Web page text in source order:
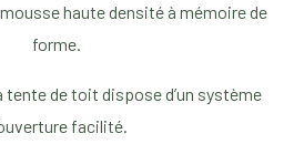
haute densité à mémoire de
forme.
tente de toit dispose d’un système
facilité.